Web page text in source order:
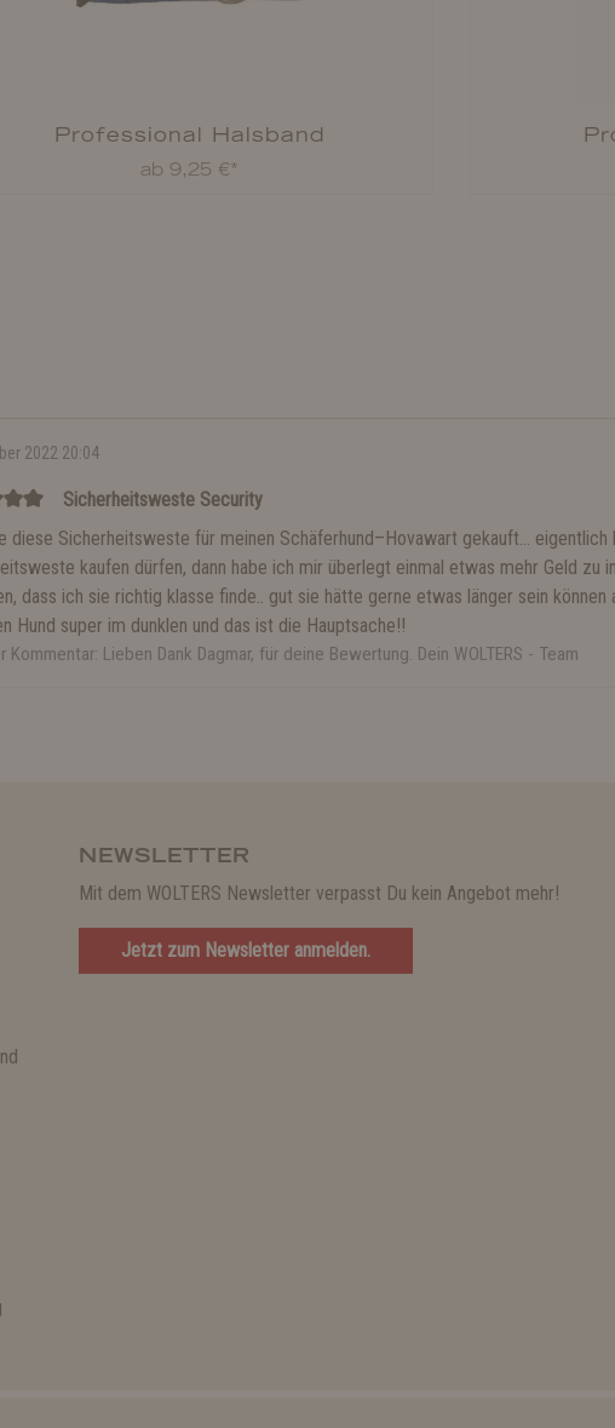
Professional Halsband
ab 9,25 €*
2022 20:04
Sicherheitsweste Security
diese Sicherheitsweste für meinen Schäferhund–Hovawart gekauft… eigentlich
kaufen dürfen, dann habe ich mir überlegt einmal etwas mehr Geld zu
dass ich sie richtig klasse finde.. gut sie hätte gerne etwas länger sein
Hund super im dunklen und das ist die Hauptsache!!
Kommentar: Lieben Dank Dagmar, für deine Bewertung. Dein WOLTERS - Team
NEWSLETTER
Mit dem WOLTERS Newsletter verpasst Du kein Angebot mehr!
Jetzt zum Newsletter anmelden.